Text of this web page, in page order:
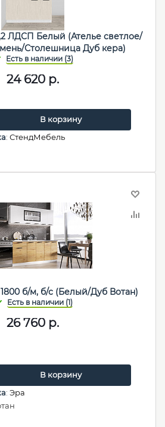
ЛДСП Белый (Ателье светлое/
Столешница Дуб кера)
24 620 р.
В корзину
: СтендМебель
б/м, б/с (Белый/Дуб Вотан)
26 760 р.
В корзину
: Эра